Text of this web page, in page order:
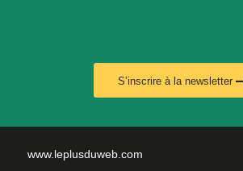
S’inscrire à la newsletter
www.leplusduweb.com